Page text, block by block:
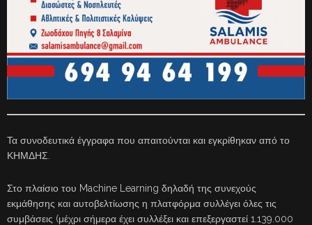
Τα συνοδευτικά έγγραφα που απαιτούνται και εγκρίθηκαν από το
ΚΗΜΔΗΣ.
Στο πλαίσιο του Machine Learning δηλαδή της συνεχούς
εκμάθησης και αυτοβελτίωσης η πλατφόρμα συλλέγει όλες τις
συμβάσεις (μέχρι σήμερα έχει συλλέξει και επεξεργαστεί 1.139.000